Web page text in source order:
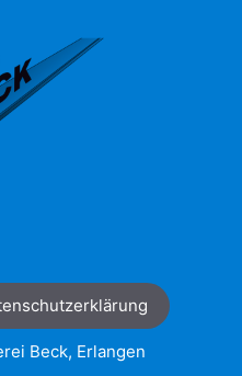
Beck, Erlangen